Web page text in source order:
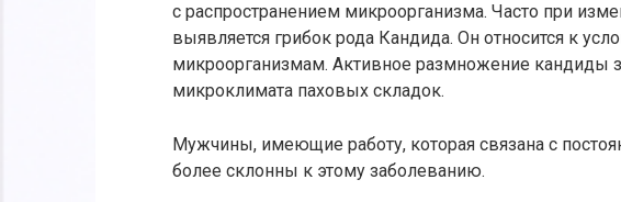
с распространением микроорганизма. Часто при
выявляется грибок рода Кандида. Он относится к
микроорганизмам. Активное размножение кандиды
микроклимата паховых складок.
Мужчины, имеющие работу, которая связана с
более склонны к этому заболеванию.